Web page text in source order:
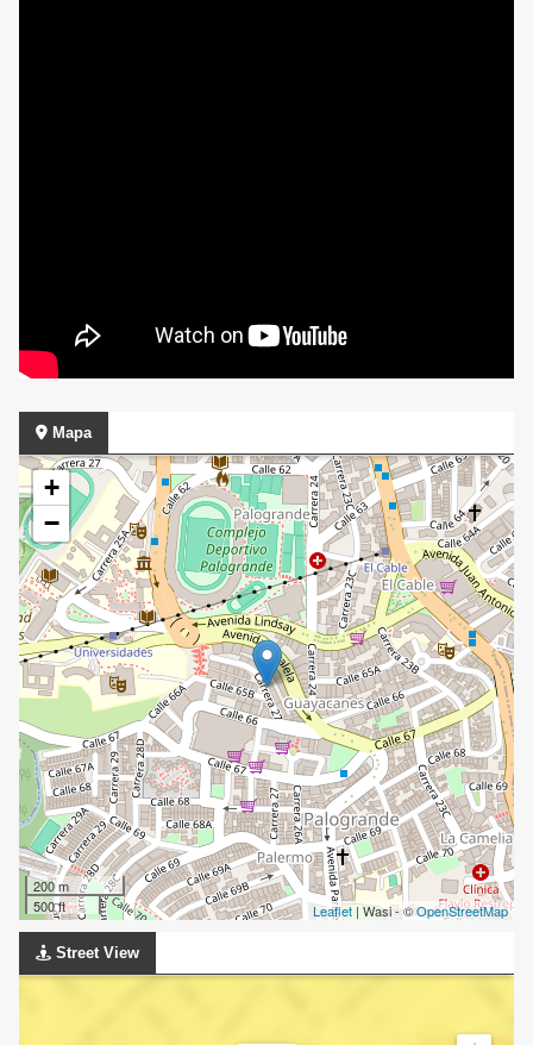
Mapa
+
−
200 m
500 ft
Leaflet | Wasi - ©OpenStreetMap
Street View